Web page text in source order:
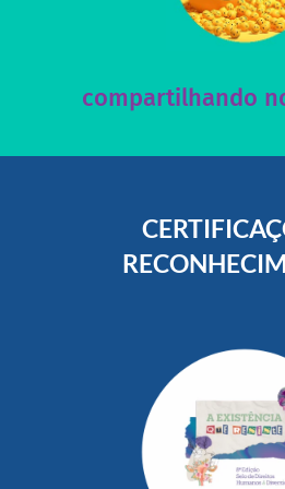
compartilhando
Acesse nossas redes sociais e
nossos posts e